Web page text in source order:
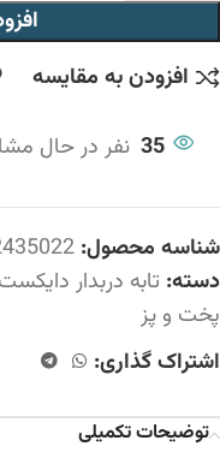
افزودن به مقایسه
35 نفر در حال
شناسه محصول:
دسته: تابه دربدار دایکست
پخت و پز
اشتراک گذاری:
توضیحات تکمیلی